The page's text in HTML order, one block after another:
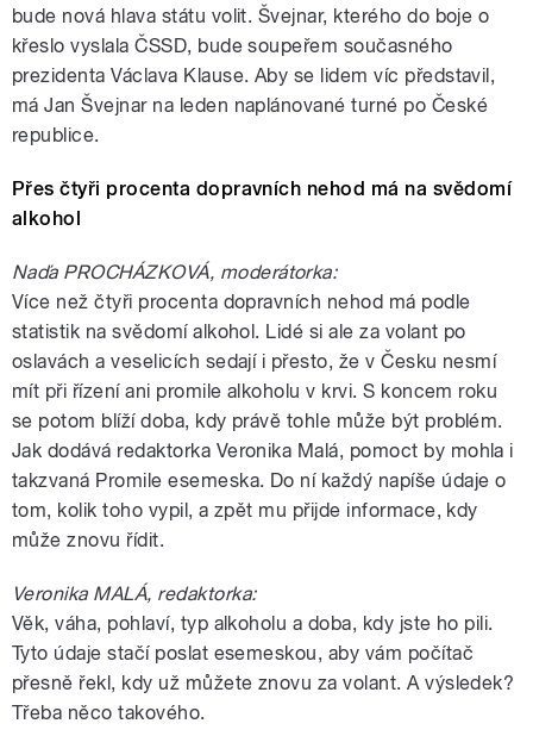
bude nová hlava státu volit. Švejnar, kterého do boje o
křeslo vyslala ČSSD, bude soupeřem současného
prezidenta Václava Klause. Aby se lidem víc představil,
má Jan Švejnar na leden naplánované turné po České
republice.
Přes čtyři procenta dopravních nehod má na svědomí
alkohol
Naďa PROCHÁZKOVÁ, moderátorka:
Více než čtyři procenta dopravních nehod má podle
statistik na svědomí alkohol. Lidé si ale za volant po
oslavách a veselicích sedají i přesto, že v Česku nesmí
mít při řízení ani promile alkoholu v krvi. S koncem roku
se potom blíží doba, kdy právě tohle může být problém.
Jak dodává redaktorka Veronika Malá, pomoct by mohla i
takzvaná Promile esemeska. Do ní každý napíše údaje o
tom, kolik toho vypil, a zpět mu přijde informace, kdy
může znovu řídit.
Veronika MALÁ, redaktorka:
Věk, váha, pohlaví, typ alkoholu a doba, kdy jste ho pili.
Tyto údaje stačí poslat esemeskou, aby vám počítač
přesně řekl, kdy už můžete znovu za volant. A výsledek?
Třeba něco takového.